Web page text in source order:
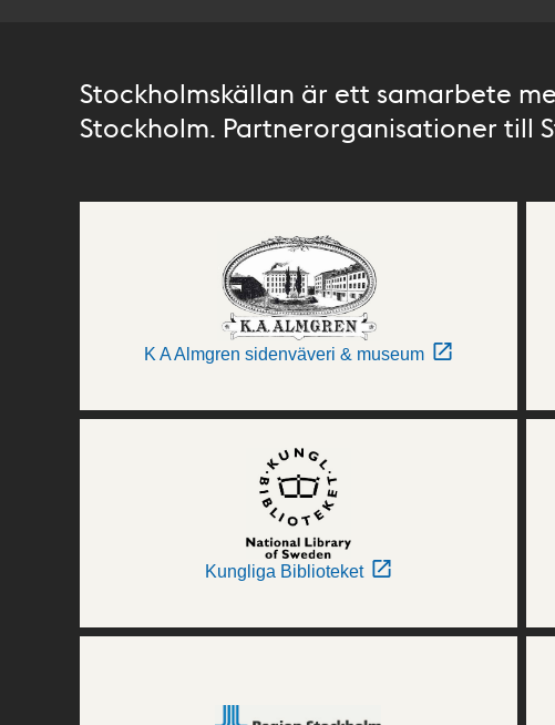
Stockholmskällan är ett samarbete
Stockholm. Partnerorganisationer till
K A Almgren sidenväveri & museum
Kungliga Biblioteket